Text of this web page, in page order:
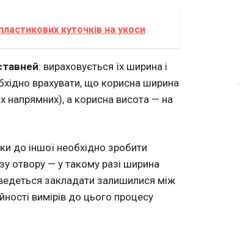
куточків на укоси
: вираховується їх ширина і
врахувати, що корисна ширина
а корисна висота — на
до іншої необхідно зробити
отвору — у такому разі ширина
закладати залишилися між
вимірів до цього процесу